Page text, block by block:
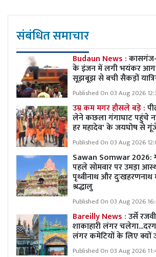
संबंधित समाचार
Budaun News :
के इंजन में लगी भयंकर
सूझबूझ से बची सैकड़ों
Published On 03 Aug 2026
उम्र कम मगर हौसले बड़े :
लेने कछला गंगाघाट पहुंचे
हर महादेव' के जयघोष से
Published On 03 Aug 2026
Sawan Somwar 2026:
पहले सोमवार पर उमड़ा
पृथ्वीनाथ और दुःखहरणनाथ
श्रद्धालु
Published On 03 Aug 2026
Bareilly News :उर्से
शाकाहारी लंगर
लंगर कमेटियों के लिए क्यों
Published On 03 Aug 2026